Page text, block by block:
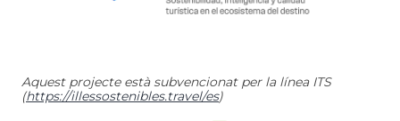
Aquest projecte està subvencionat per la línea ITS
(https://illessostenibles.travel/es)